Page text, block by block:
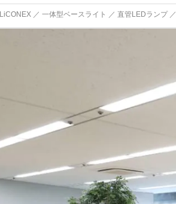
／ 一体型ベースライト ／ 直管LEDランプ